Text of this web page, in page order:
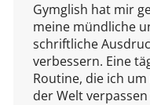
Gymglish hat mir
meine mündliche
schriftliche
verbessern. Eine
Routine, die ich
der Welt